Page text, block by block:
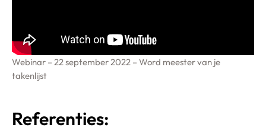
Webinar – 22 september 2022 – Word meester van je
takenlijst
Referenties: